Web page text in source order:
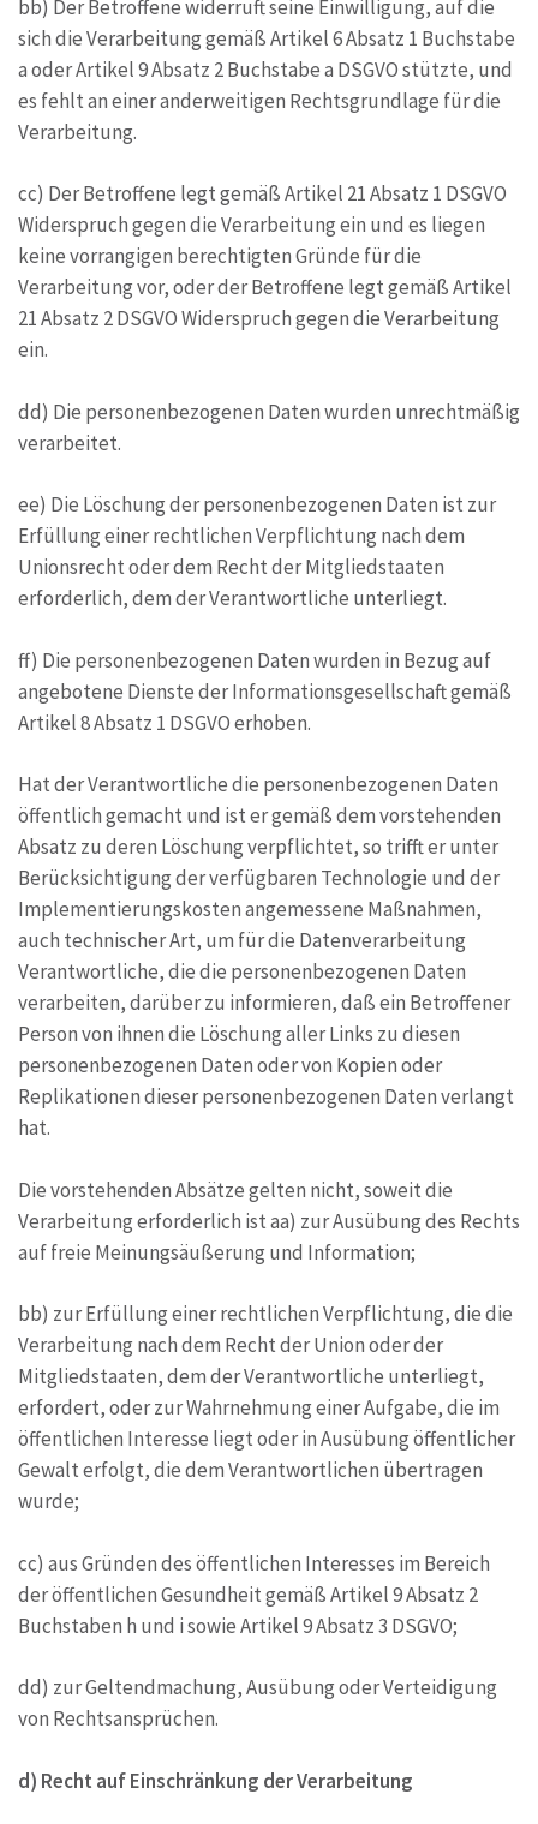
bb) Der Betroffene widerruft seine Einwilligung, auf die
sich die Verarbeitung gemäß Artikel 6 Absatz 1 Buchstabe
a oder Artikel 9 Absatz 2 Buchstabe a DSGVO stützte, und
es fehlt an einer anderweitigen Rechtsgrundlage für die
Verarbeitung.
cc) Der Betroffene legt gemäß Artikel 21 Absatz 1 DSGVO
Widerspruch gegen die Verarbeitung ein und es liegen
keine vorrangigen berechtigten Gründe für die
Verarbeitung vor, oder der Betroffene legt gemäß Artikel
21 Absatz 2 DSGVO Widerspruch gegen die Verarbeitung
ein.
dd) Die personenbezogenen Daten wurden unrechtmäßig
verarbeitet.
ee) Die Löschung der personenbezogenen Daten ist zur
Erfüllung einer rechtlichen Verpflichtung nach dem
Unionsrecht oder dem Recht der Mitgliedstaaten
erforderlich, dem der Verantwortliche unterliegt.
ff) Die personenbezogenen Daten wurden in Bezug auf
angebotene Dienste der Informationsgesellschaft gemäß
Artikel 8 Absatz 1 DSGVO erhoben.
Hat der Verantwortliche die personenbezogenen Daten
öffentlich gemacht und ist er gemäß dem vorstehenden
Absatz zu deren Löschung verpflichtet, so trifft er unter
Berücksichtigung der verfügbaren Technologie und der
Implementierungskosten angemessene Maßnahmen,
auch technischer Art, um für die Datenverarbeitung
Verantwortliche, die die personenbezogenen Daten
verarbeiten, darüber zu informieren, daß ein Betroffener
Person von ihnen die Löschung aller Links zu diesen
personenbezogenen Daten oder von Kopien oder
Replikationen dieser personenbezogenen Daten verlangt
hat.
Die vorstehenden Absätze gelten nicht, soweit die
Verarbeitung erforderlich ist aa) zur Ausübung des Rechts
auf freie Meinungsäußerung und Information;
bb) zur Erfüllung einer rechtlichen Verpflichtung, die die
Verarbeitung nach dem Recht der Union oder der
Mitgliedstaaten, dem der Verantwortliche unterliegt,
erfordert, oder zur Wahrnehmung einer Aufgabe, die im
öffentlichen Interesse liegt oder in Ausübung öffentlicher
Gewalt erfolgt, die dem Verantwortlichen übertragen
wurde;
cc) aus Gründen des öffentlichen Interesses im Bereich
der öffentlichen Gesundheit gemäß Artikel 9 Absatz 2
Buchstaben h und i sowie Artikel 9 Absatz 3 DSGVO;
dd) zur Geltendmachung, Ausübung oder Verteidigung
von Rechtsansprüchen.
d) Recht auf Einschränkung der Verarbeitung